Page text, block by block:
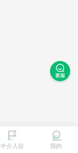
中介入驻 我的